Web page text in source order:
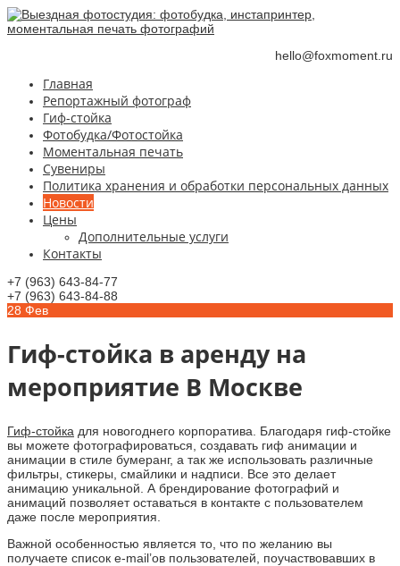
hello@foxmoment.ru
Главная
Репортажный фотограф
Гиф-стойка
Фотобудка/Фотостойка
Моментальная печать
Сувениры
Политика хранения и обработки персональных данных
Новости
Цены
Дополнительные услуги
Контакты
+7 (963) 643-84-77
+7 (963) 643-84-88
28 Фев
Гиф-стойка в аренду на
мероприятие В Москве
Гиф-стойка для новогоднего корпоратива. Благодаря гиф-стойке
вы можете фотографироваться, создавать гиф анимации и
анимации в стиле бумеранг, а так же использовать различные
фильтры, стикеры, смайлики и надписи. Все это делает
анимацию уникальной. А брендирование фотографий и
анимаций позволяет оставаться в контакте с пользователем
даже после мероприятия.
Важной особенностью является то, что по желанию вы
получаете список e-mail’ов пользователей, поучаствовавших в